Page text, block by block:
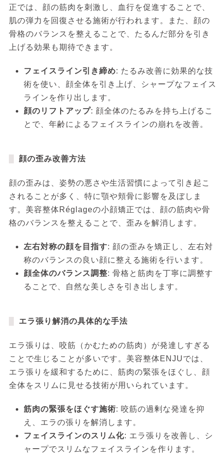
正では、顔の筋肉を刺激し、血行を促進することで、
肌の弾力を回復させる施術が行われます。また、顔の
骨格のバランスを整えることで、たるんだ部分を引き
上げる効果も期待できます。
フェイスライン引き締め: たるみ改善に効果的な技
術を使い、顔全体を引き上げ、シャープなフェイス
ラインを作り出します。
顔のリフトアップ: 顔全体のたるみを持ち上げるこ
とで、年齢によるフェイスラインの崩れを改善。
顔の歪み改善方法
顔の歪みは、姿勢の悪さや生活習慣によって引き起こ
されることが多く、特に顎や頬骨に影響を及ぼしま
す。美容整体Réglageの小顔矯正では、顔の筋肉や骨
格のバランスを整えることで、歪みを解消します。
左右対称の顔を目指す: 顔の歪みを矯正し、左右対
称のバランスの良い顔に整える施術を行います。
顔全体のバランス調整: 骨格と筋肉を丁寧に調整す
ることで、自然な美しさを引き出します。
エラ張り解消の具体的な手法
エラ張りは、咬筋（かむための筋肉）が発達しすぎる
ことで生じることが多いです。美容整体ENJUでは、
エラ張りを緩和するために、筋肉の緊張をほぐし、顔
全体をスリムに見せる技術が用いられています。
筋肉の緊張をほぐす施術: 咬筋の過剰な発達を抑
え、エラの張りを解消します。
フェイスラインのスリム化: エラ張りを改善し、シ
ャープでスリムなフェイスラインを作ります。